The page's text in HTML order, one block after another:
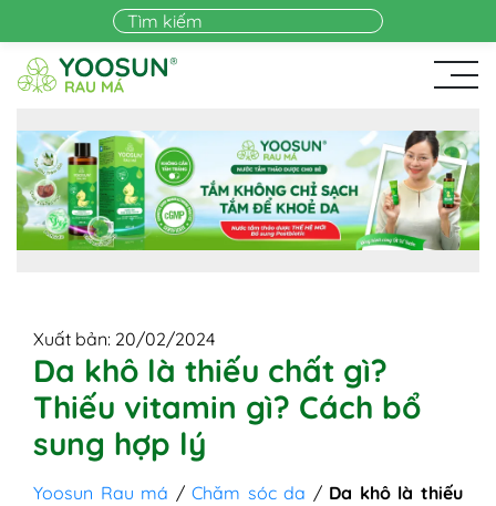
Skip to main content
Xuất bản: 20/02/2024
Da khô là thiếu chất gì?
Thiếu vitamin gì? Cách bổ
sung hợp lý
Yoosun Rau má /Chăm sóc da / Da khô là thiếu